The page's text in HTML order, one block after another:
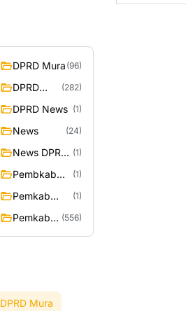
DPRD Mura (96)
DPRD
Raya
(282)
DPRD News (1)
News (24)
News DPRD
Raya
(1)
Pembkab
Raya
(1)
Pemkab
Muring Raya
(1)
Pemkab
(556)
DPRD Mura